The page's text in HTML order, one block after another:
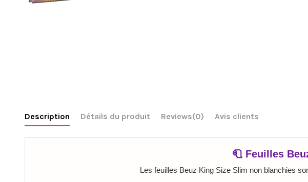
Description Détails du produit Reviews(0) Avis clients
🧻 Feuilles
Les feuilles Beuz King Size Slim non blanchies